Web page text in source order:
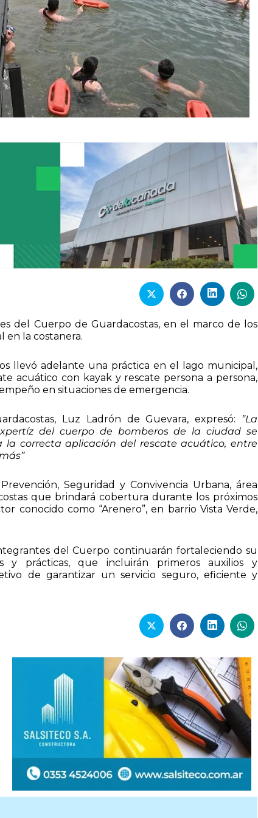
del Cuerpo de Guardacostas, en el marco de los
en la costanera.
llevó adelante una práctica en el lago municipal,
acuático con kayak y rescate persona a persona,
en situaciones de emergencia.
Luz Ladrón de Guevara, expresó: ”La
del cuerpo de bomberos de la ciudad se
correcta aplicación del rescate acuático, entre
Seguridad y Convivencia Urbana, área
que brindará cobertura durante los próximos
conocido como “Arenero”, en barrio Vista Verde,
del Cuerpo continuarán fortaleciendo su
y prácticas, que incluirán primeros auxilios y
de garantizar un servicio seguro, eficiente y